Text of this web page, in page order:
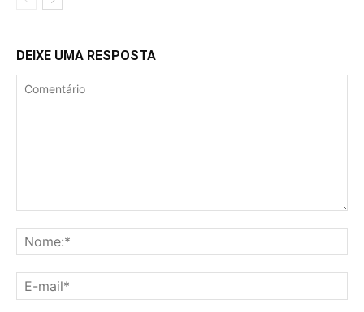
DEIXE UMA RESPOSTA